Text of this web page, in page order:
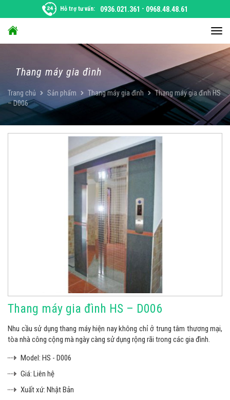
dung
Hỗ trợ tư vấn: 0936.021.361 - 0968.48.48.61
đổi
điều
Thang máy gia đình
Trang chủ Sản phẩm Thang máy gia đình
Thang máy gia đình HS
– D006
Thang máy gia đình HS – D006
Nhu cầu sử dụng thang máy hiện nay không chỉ ở trung tâm thương mại,
tòa nhà công cộng mà ngày càng sử dụng rộng rãi trong các gia đình.
Model: HS - D006
Giá: Liên hệ
Xuất xứ: Nhật Bản